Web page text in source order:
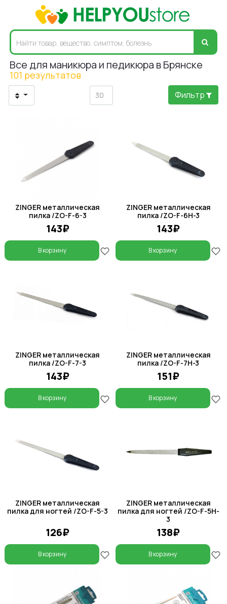
Все для маникюра и педикюра в Брянске
101 результатов
Фильтр
ZINGER металлическая
пилка /ZO-F-6-3
143₽
В корзину
ZINGER металлическая
пилка /ZO-F-6H-3
143₽
В корзину
ZINGER металлическая
пилка /ZO-F-7-3
143₽
В корзину
ZINGER металлическая
пилка /ZO-F-7H-3
151₽
В корзину
ZINGER металлическая
пилка для ногтей /ZO-F-5-3
126₽
В корзину
ZINGER металлическая
пилка для ногтей /ZO-F-5H-
3
138₽
В корзину